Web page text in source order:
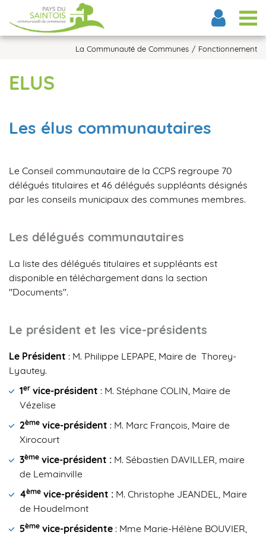
La Communauté de Communes Fonctionnement
ELUS
Les élus communautaires
Le Conseil communautaire de la CCPS regroupe 70
délégués titulaires et 46 délégués suppléants désignés
par les conseils municipaux des communes membres.
Les délégués communautaires
La liste des délégués titulaires et suppléants est
disponible en téléchargement dans la section
"Documents".
Le président et les vice-présidents
Le Président : M. Philippe LEPAPE, Maire de Thorey-
Lyautey.
1er vice-président : M. Stéphane COLIN, Maire de
Vézelise
2ème vice-président : M. Marc François, Maire de
Xirocourt
3ème vice-président : M. Sébastien DAVILLER, maire
de Lemainville
4ème vice-président : M. Christophe JEANDEL, Maire
de Houdelmont
5ème vice-présidente : Mme Marie-Hélène BOUVIER,